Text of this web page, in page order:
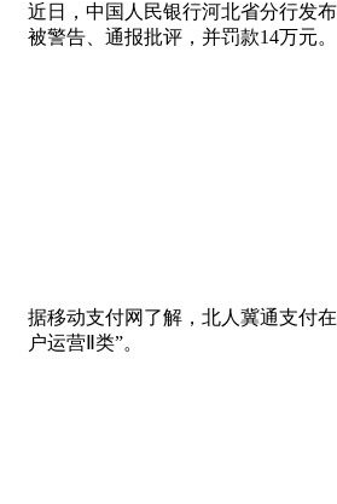
近日，中国人民银行河北省分行发
被警告、通报批评，并罚款14万元。
据移动支付网了解，北人冀通支付
户运营Ⅱ类”。